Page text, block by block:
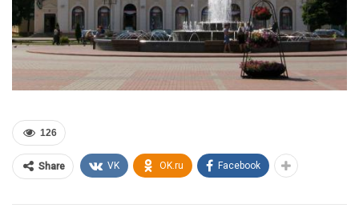
126
Share VK OK.ru Facebook